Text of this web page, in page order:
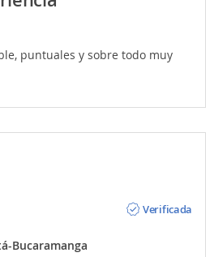
puntuales y sobre todo muy
Verificada
Bucaramanga